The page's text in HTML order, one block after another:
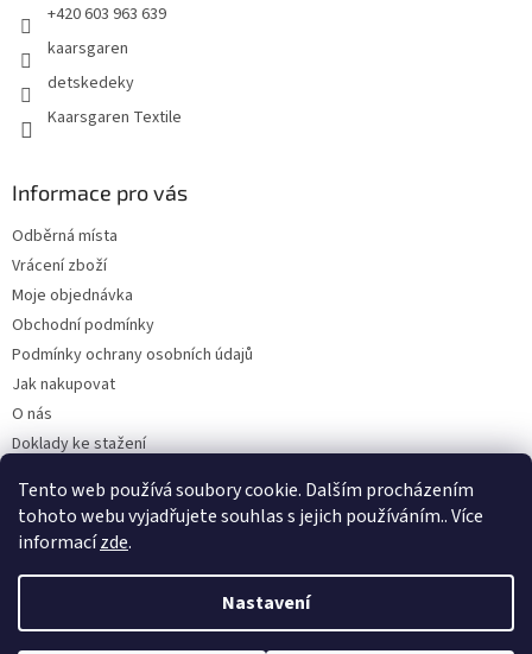
Tento web používá soubory cookie. Dalším procházením
tohoto webu vyjadřujete souhlas s jejich používáním.. Více
informacízde.
Nastavení
+420 603 963 639
kaarsgaren
detskedeky
Kaarsgaren Textile
Informace pro vás
Odběrná místa
Vrácení zboží
Moje objednávka
Obchodní podmínky
Podmínky ochrany osobních údajů
Jak nakupovat
O nás
Doklady ke stažení
Velkoobchod
Vytvořil Shoptet